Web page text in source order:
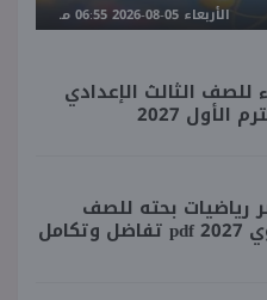
الأربعاء 05-08-2026 06:55 مـ
للصف الثالث الإعدادي
الأول 2027
رياضيات بحته للصف
الثالث الثانوي 2027 pdf تفاضل وتكامل